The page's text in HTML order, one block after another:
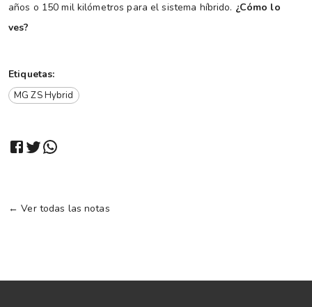
años o 150 mil kilómetros para el sistema híbrido. ¿Cómo lo
ves?
Etiquetas:
MG ZS Hybrid
← Ver todas las notas